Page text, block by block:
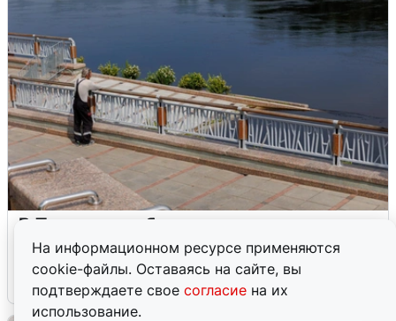
На информационном ресурсе применяются
cookie-файлы. Оставаясь на сайте, вы
подтверждаете свое согласие на их
использование.
В Туре вода убывает, на других реках
области прибывает